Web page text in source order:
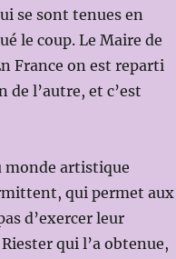
se sont tenues en
le coup. Le Maire de
France on est reparti
de l’autre, et c’est
monde artistique
qui permet aux
d’exercer leur
qui l’a obtenue,